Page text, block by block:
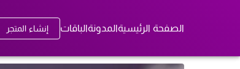
الصفحة الرئيسيةالمدونةالباقات إنشاء المتجر